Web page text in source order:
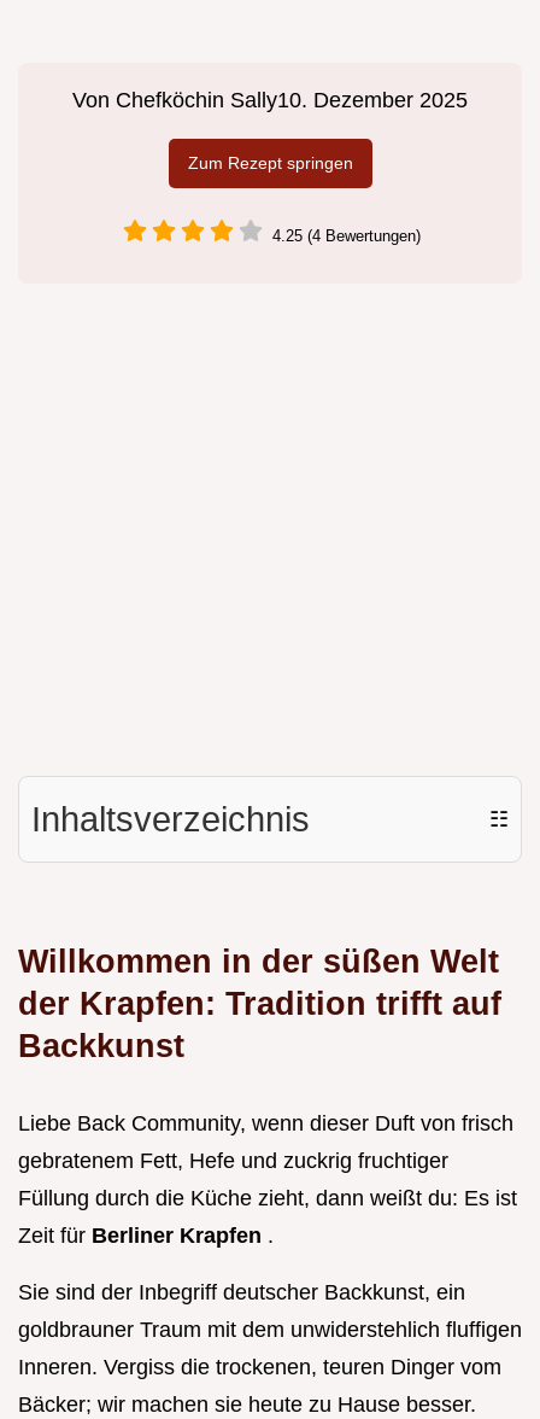
Von Chefköchin Sally10. Dezember 2025
Zum Rezept springen
4.25 (4 Bewertungen)
Inhaltsverzeichnis ☷
Willkommen in der süßen Welt
der Krapfen: Tradition trifft auf
Backkunst
Liebe Back Community, wenn dieser Duft von frisch
gebratenem Fett, Hefe und zuckrig fruchtiger
Füllung durch die Küche zieht, dann weißt du: Es ist
Zeit für Berliner Krapfen .
Sie sind der Inbegriff deutscher Backkunst, ein
goldbrauner Traum mit dem unwiderstehlich fluffigen
Inneren. Vergiss die trockenen, teuren Dinger vom
Bäcker; wir machen sie heute zu Hause besser.